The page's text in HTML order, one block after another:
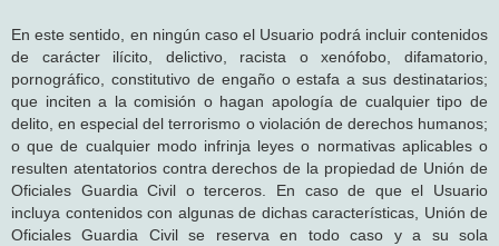
En este sentido, en ningún caso el Usuario podrá incluir contenidos
de carácter ilícito, delictivo, racista o xenófobo, difamatorio,
pornográfico, constitutivo de engaño o estafa a sus destinatarios;
que inciten a la comisión o hagan apología de cualquier tipo de
delito, en especial del terrorismo o violación de derechos humanos;
o que de cualquier modo infrinja leyes o normativas aplicables o
resulten atentatorios contra derechos de la propiedad de Unión de
Oficiales Guardia Civil o terceros. En caso de que el Usuario
incluya contenidos con algunas de dichas características, Unión de
Oficiales Guardia Civil se reserva en todo caso y a su sola